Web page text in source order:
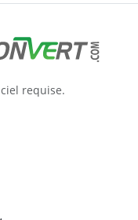
requise.